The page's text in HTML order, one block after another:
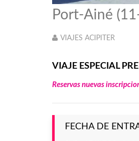
Port-Ainé
VIAJES ACIPITER
VIAJE ESPECIAL
Reservas nuevas
FECHA DE